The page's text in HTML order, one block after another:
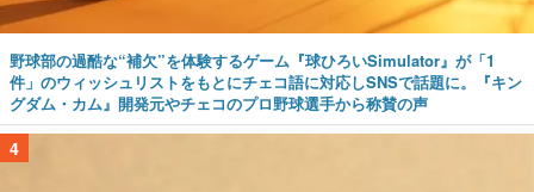
野球部の過酷な“補欠”を体験するゲーム『球ひろいSimulator』が「1
件」のウィッシュリストをもとにチェコ語に対応しSNSで話題に。『キン
グダム・カム』開発元やチェコのプロ野球選手から称賛の声
4